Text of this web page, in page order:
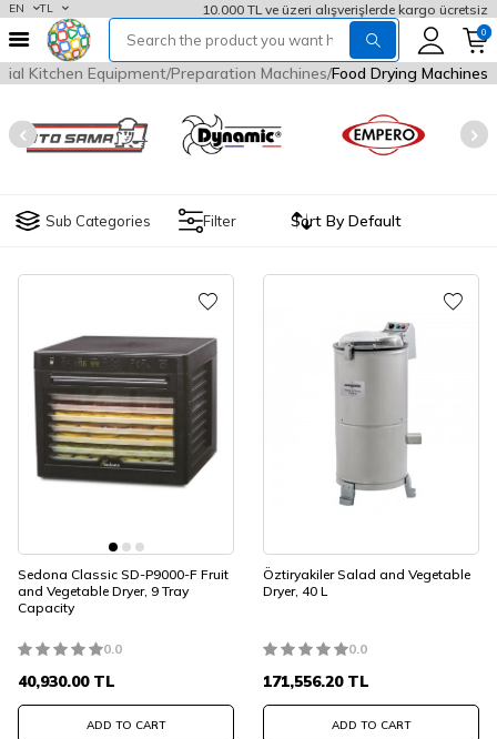
EN TL 10.000 TL ve üzeri alışverişlerde kargo ücretsiz
0
Kitchen Equipment Preparation Machines Food Drying Machines
Sub Categories Filter
Sedona Classic SD-P9000-F Fruit
and Vegetable Dryer, 9 Tray
Capacity
0.0
40,930.00TL
ADD TO CART
Öztiryakiler Salad and Vegetable
Dryer, 40 L
0.0
171,556.20TL
ADD TO CART